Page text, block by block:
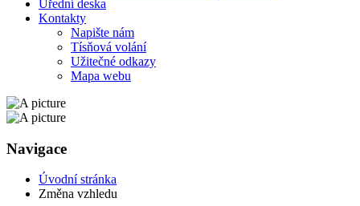
Úřední deska
Kontakty
Napište nám
Tísňová volání
Užitečné odkazy
Mapa webu
Navigace
Úvodní stránka
Změna vzhledu